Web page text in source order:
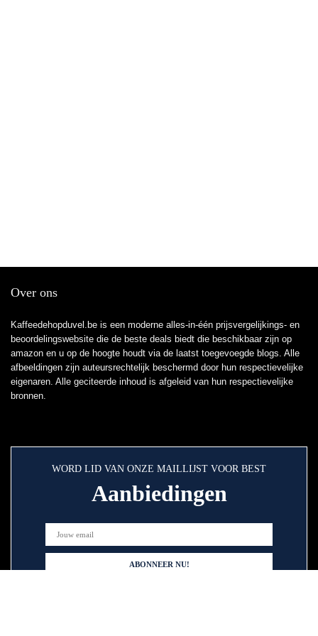
Over ons
Kaffeedehopduvel.be is een moderne alles-in-één prijsvergelijkings- en
beoordelingswebsite die de beste deals biedt die beschikbaar zijn op
amazon en u op de hoogte houdt via de laatst toegevoegde blogs. Alle
afbeeldingen zijn auteursrechtelijk beschermd door hun respectievelijke
eigenaren. Alle geciteerde inhoud is afgeleid van hun respectievelijke
bronnen.
WORD LID VAN ONZE MAILLIJST VOOR BEST
Aanbiedingen